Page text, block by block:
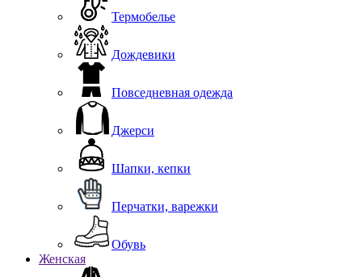
Термобелье
Дождевики
Повседневная одежда
Джерси
Шапки, кепки
Перчатки, варежки
Обувь
Женская